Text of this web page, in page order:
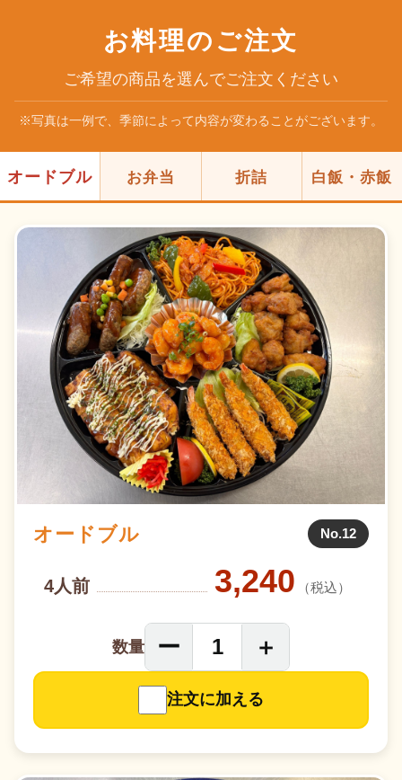
お料理のご注文
ご希望の商品を選んでご注文ください
※写真は一例で、季節によって内容が変わることがございます。
オードブル お弁当 折詰 白飯・赤飯
オードブル No.12
4人前 3,240 （税込）
数量 ー 1 ＋
注文に加える